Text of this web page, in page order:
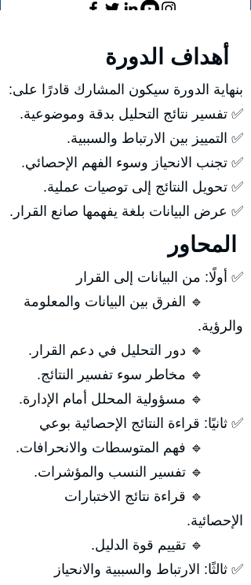
بنهاية الدورة سيكون المشارك قادرًا على:
✅ تفسير نتائج التحليل بدقة وموضوعية.
✅ التمييز بين الارتباط والسببية.
✅ تجنب الانحياز وسوء الفهم الإحصائي.
✅ تحويل النتائج إلى توصيات عملية.
✅ عرض البيانات بلغة يفهمها صانع القرار.
✅ أولًا: من البيانات إلى القرار
🔹 الفرق بين البيانات والمعلومة
والرؤية.
🔹 دور التحليل في دعم القرار.
🔹 مخاطر سوء تفسير النتائج.
🔹 مسؤولية المحلل أمام الإدارة.
✅ ثانيًا: قراءة النتائج الإحصائية بوعي
🔹 فهم المتوسطات والانحرافات.
🔹 تفسير النسب والمؤشرات.
🔹 قراءة نتائج الاختبارات
الإحصائية.
🔹 تقييم قوة الدليل.
✅ ثالثًا: الارتباط والسببية والانحياز